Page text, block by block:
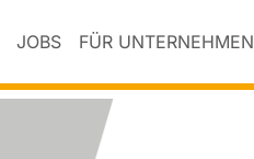
JOBS FÜR UNTERNEHMEN